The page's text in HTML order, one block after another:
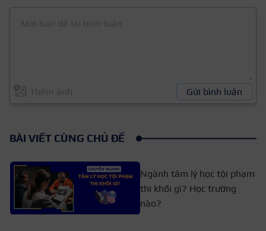
Gửi bình luận
BÀI VIẾT CÙNG CHỦ ĐỀ
Ngành tâm lý học tội phạm
thi khối gì? Học trường
nào?